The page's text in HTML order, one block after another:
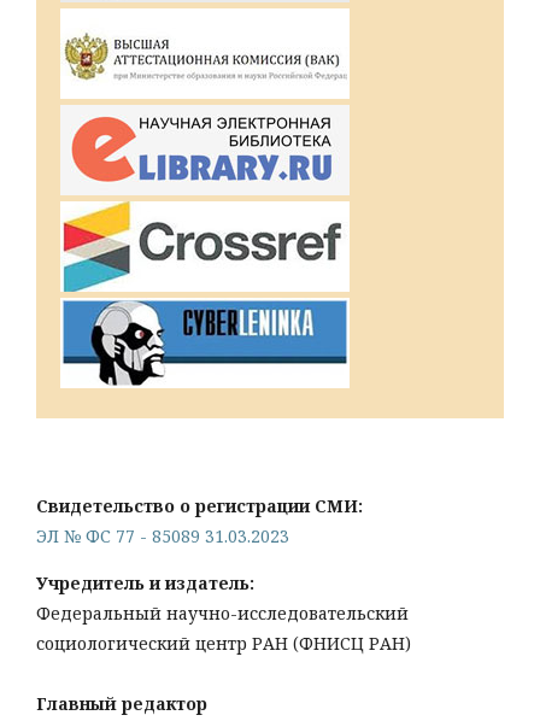
Свидетельство о регистрации СМИ:
ЭЛ № ФС 77 - 85089 31.03.2023
Учредитель и издатель:
Федеральный научно-исследовательский
социологический центр РАН (ФНИСЦ РАН)
Главный редактор